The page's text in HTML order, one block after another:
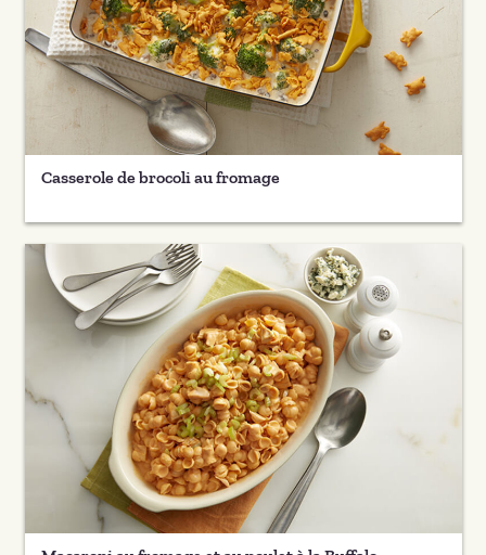
Casserole de brocoli au fromage